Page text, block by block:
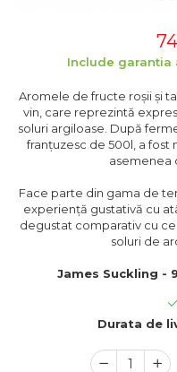
Include garantia
Aromele de fructe roșii și
vin, care reprezintă
soluri argiloase. După
franțuzesc de 500l, a fost
asemenea
Face parte din gama de
experiență gustativă cu
degustat comparativ cu
soluri de
James Suckling -
Durata de